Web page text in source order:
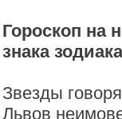
Гороскоп на
знака
Звезды
Львов